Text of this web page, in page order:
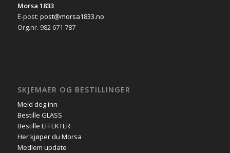
Morsa 1833
E-post: post@morsa1833.no
Org.nr. 982 671 787
SKJEMAER OG BESTILLINGER
Meld deg inn
Bestille GLASS
Bestille EFFEKTER
Her kjøper du Morsa
Medlem update